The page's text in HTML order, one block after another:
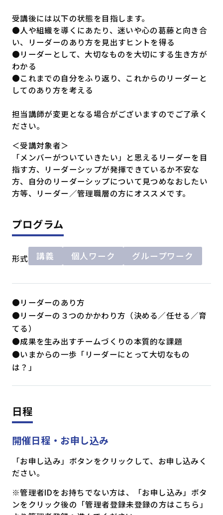
受講後には以下の状態を目指します。
●人や組織を導くにあたり、迷いや心の葛藤と向き合
い、リーダーのあり方を見出すヒントを得る
●リーダーとして、大切なものを大切にする生き方が
わかる
●これまでの自分をふり返り、これからのリーダーと
してのあり方を考える
担当講師が変更となる場合がございますのでご了承く
ださい。
＜受講対象者＞
「メンバーがついていきたい」と思えるリーダーを目
指す方、リーダーシップが発揮できているか不安な
方、自分のリーダーシップについて見つめなおしたい
方等、リーダー／管理職層の方にオススメです。
プログラム
形式 講義 個人ワーク グループワーク
●リーダーのあり方
●リーダーの３つのかかわり方（決める／任せる／育
てる）
●成果を生み出すチームづくりの本質的な課題
●いまからの一歩「リーダーにとって大切なもの
は？」
日程
開催日程・お申し込み
「お申し込み」ボタンをクリックして、お申し込みく
ださい。
※管理者IDをお持ちでない方は、「お申し込み」ボタ
ンをクリック後の「管理者登録未登録の方はこちら」